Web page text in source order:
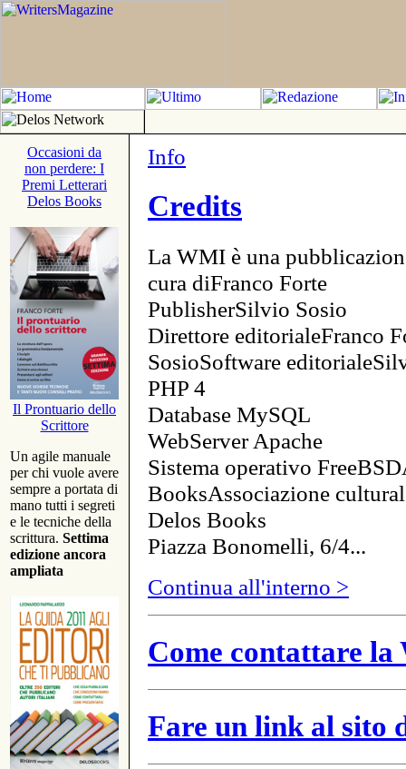
Occasioni da
non perdere: I
Premi Letterari
Delos Books
Il Prontuario dello
Scrittore
Un agile manuale
per chi vuole avere
sempre a portata di
mano tutti i segreti
e le tecniche della
scrittura. Settima
edizione ancora
ampliata
Info
Credits
La WMI è una
cura diFranco Forte
PublisherSilvio Sosio
Direttore editorialeFranco
SosioSoftware
PHP 4
Database MySQL
WebServer Apache
Sistema operativo
BooksAssociazione
Delos Books
Piazza Bonomelli, 6/4...
Continua all'interno >
Come contattare
Fare un link al sito